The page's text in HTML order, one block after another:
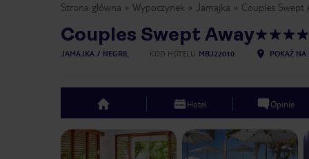
Strona główna Wypoczynek Jamajka Couples Swept
Couples Swept Away
JAMAJKA NEGRIL KOD HOTELU MBJ22010 POKAŻ NA
top Hotel Opinie
Previous slide